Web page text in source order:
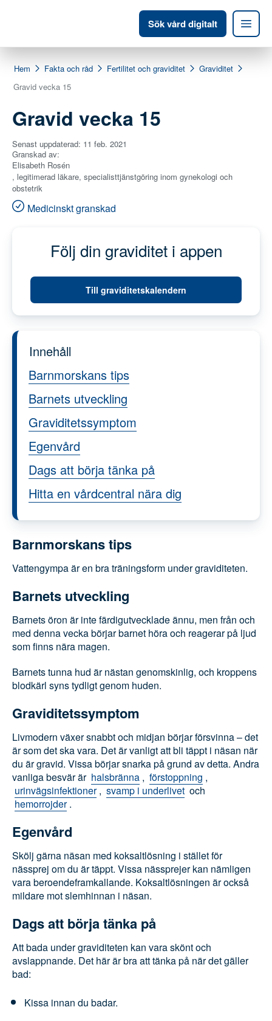
Sök vård digitalt
Hem Fakta och råd
Fertilitet och graviditet
Graviditet
Gravid vecka 15
Gravid vecka 15
Senast uppdaterad: 11 feb. 2021
Granskad av:
Elisabeth Rosén
, legitimerad läkare, specialisttjänstgöring inom gynekologi och
obstetrik
Medicinskt granskad
Följ din graviditet i appen
Väntetid:
Innehåll
Barnmorskans tips
Barnets utveckling
Graviditetssymptom
Egenvård
Dags att börja tänka på
Hitta en vårdcentral nära dig
Barnmorskans tips
Vattengympa är en bra träningsform under
från och med denna vecka börjar barnet höra och
reagerar på ljud som finns nära magen.
kroppens blodkärl syns tydligt genom huden.
– det är som det ska vara. Det är vanligt att bli täppt
i näsan när du är gravid. Vissa börjar snarka på
grund av detta. Andra vanliga besvär är
halsbränna , förstoppning , urinvägsinfektioner
svamp i underlivet och hemorrojder .
nässprej om du är täppt. Vissa nässprejer kan
nämligen vara beroendeframkallande.
Koksaltlösningen är också mildare mot slemhinnan i
näsan.
Dags att börja tänka på
Att bada under graviditeten kan vara skönt och
avslappnande. Det här är bra att tänka på när det
gäller bad:
Kissa innan du badar.